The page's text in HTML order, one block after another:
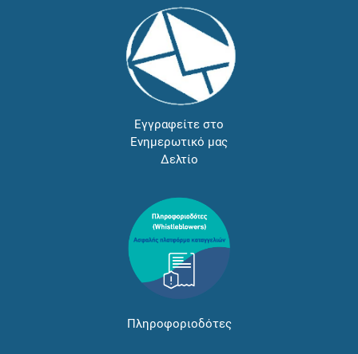
Εγγραφείτε στο
Ενημερωτικό μας
Δελτίο
Πληροφοριοδότες